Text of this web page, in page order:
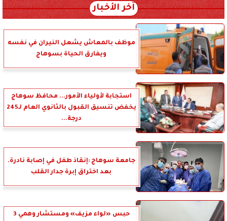
آخر الأخبار
موظف بالمعاش يشعل النيران في نفسه
ويفارق الحياة بسوهاج
استجابة لأولياء الأمور... محافظ سوهاج
يخفض تنسيق القبول بالثانوي العام لـ245
درجة...
جامعة سوهاج :إنقاذ طفل في إصابة نادرة.
بعد اختراق إبرة جدار القلب
حبس «لواء مزيف» ومستشار وهمي 3